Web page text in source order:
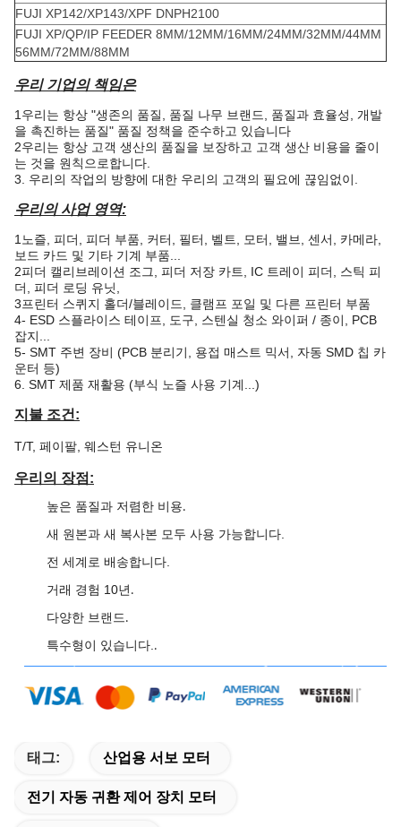
FUJI XP142/XP143/XPF DNPH2100
FUJI XP/QP/IP FEEDER 8MM/12MM/16MM/24MM/32MM/44MM
56MM/72MM/88MM
우리 기업의 책임은
1우리는 항상 "생존의 품질, 품질 나무 브랜드, 품질과 효율성, 개발
을 촉진하는 품질" 품질 정책을 준수하고 있습니다
2우리는 항상 고객 생산의 품질을 보장하고 고객 생산 비용을 줄이
는 것을 원칙으로합니다.
3. 우리의 작업의 방향에 대한 우리의 고객의 필요에 끊임없이.
우리의 사업 영역:
1노즐, 피더, 피더 부품, 커터, 필터, 벨트, 모터, 밸브, 센서, 카메라,
보드 카드 및 기타 기계 부품...
2피더 캘리브레이션 조그, 피더 저장 카트, IC 트레이 피더, 스틱 피
더, 피더 로딩 유닛,
3프린터 스퀴지 홀더/블레이드, 클램프 포일 및 다른 프린터 부품
4- ESD 스플라이스 테이프, 도구, 스텐실 청소 와이퍼 / 종이, PCB
잡지...
5- SMT 주변 장비 (PCB 분리기, 용접 매스트 믹서, 자동 SMD 칩 카
운터 등)
6. SMT 제품 재활용 (부식 노즐 사용 기계...)
지불 조건:
T/T, 페이팔, 웨스턴 유니온
우리의 장점:
높은 품질과 저렴한 비용.
새 원본과 새 복사본 모두 사용 가능합니다.
전 세계로 배송합니다.
거래 경험 10년 .
다양한 브랜드 .
특수형이 있습니다. .
태그: 산업용 서보 모터
전기 자동 귀환 제어 장치 모터